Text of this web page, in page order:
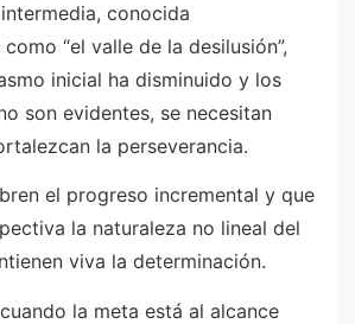
conocida
“el valle de la desilusión”,
inicial ha disminuido y los
son evidentes, se necesitan
la perseverancia.
el progreso incremental y que
la naturaleza no lineal del
viva la determinación.
la meta está al alcance